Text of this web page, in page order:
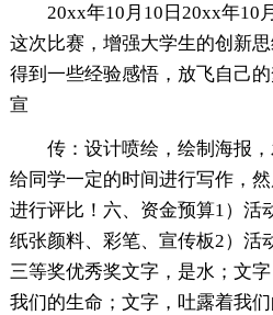
20xx年10月10日20xx年10
这次比赛，增强大学生的创新
得到一些经验感悟，放飞自己
宣
传：设计喷绘，绘制海报
给同学一定的时间进行写作，
进行评比！六、资金预算1）活
纸张颜料、彩笔、宣传板2）活
三等奖优秀奖文字，是水；文
我们的生命；文字，吐露着我